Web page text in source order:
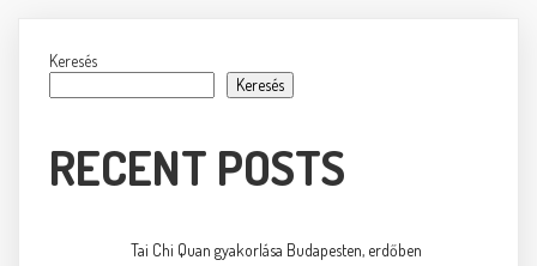
Keresés
Keresés
RECENT POSTS
Tai Chi Quan gyakorlása Budapesten, erdőben